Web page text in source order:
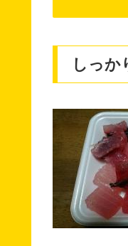
しっか